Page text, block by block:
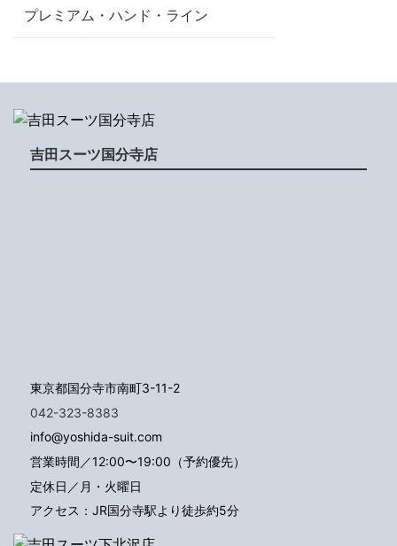
プレミアム・ハンド・ライン
吉田スーツ国分寺店
東京都国分寺市南町3-11-2
042-323-8383
info@yoshida-suit.com
営業時間／12:00〜19:00（予約優先）
定休日／月・火曜日
アクセス：JR国分寺駅より徒歩約5分